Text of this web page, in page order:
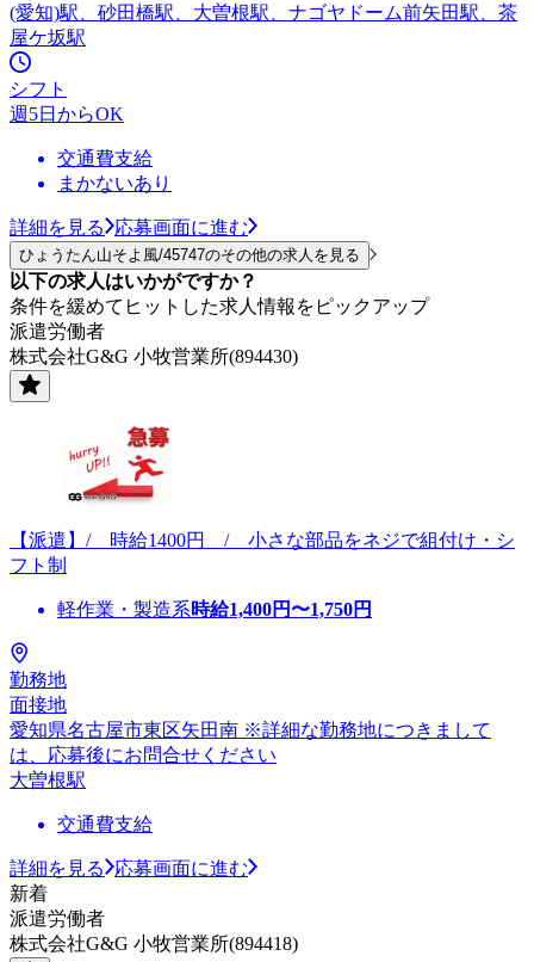
(愛知)駅、砂田橋駅、大曽根駅、ナゴヤドーム前矢田駅、茶
屋ケ坂駅
シフト
週5日からOK
交通費支給
まかないあり
詳細を見る 応募画面に進む
ひょうたん山そよ風/45747のその他の求人を見る
以下の求人はいかがですか？
条件を緩めてヒットした求人情報をピックアップ
派遣労働者
株式会社G&G 小牧営業所(894430)
【派遣】/ 時給1400円 / 小さな部品をネジで組付け・シ
フト制
軽作業・製造系時給1,400円〜1,750円
勤務地
面接地
愛知県名古屋市東区矢田南 ※詳細な勤務地につきまして
は、応募後にお問合せください
大曽根駅
交通費支給
詳細を見る
応募画面に進む
新着
派遣労働者
株式会社G&G 小牧営業所(894418)